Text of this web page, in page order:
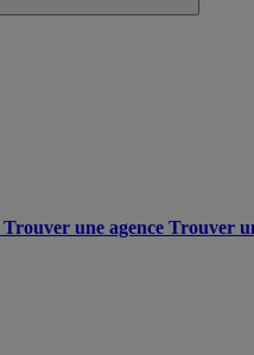
Trouver une agence Trouver